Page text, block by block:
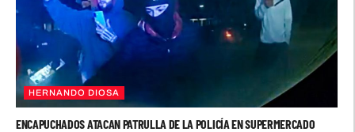
HERNANDO DIOSA
ENCAPUCHADOS ATACAN PATRULLA DE LA POLICÍA EN SUPERMERCADO